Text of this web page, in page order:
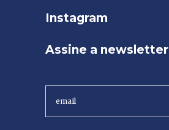
Instagram
Assine a newsletter